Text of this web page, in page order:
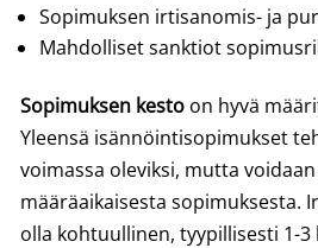
Sopimuksen irtisanomis- ja
Mahdolliset sanktiot
Sopimuksen kesto on hyvä
Yleensä isännöintisopimukset
voimassa oleviksi, mutta
määräaikaisesta sopimuksesta.
olla kohtuullinen, tyypillisesti 1-3